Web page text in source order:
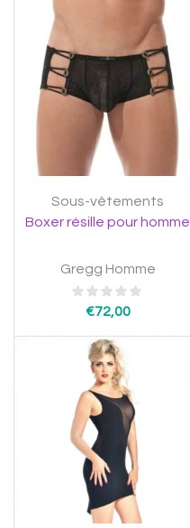
Sous-vêtements
Boxer résille pour homme
Gregg Homme
€72,00